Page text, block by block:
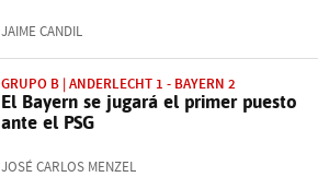
JAIME CANDIL
GRUPO B | ANDERLECHT 1 - BAYERN 2
El Bayern se jugará el primer puesto
ante el PSG
JOSÉ CARLOS MENZEL